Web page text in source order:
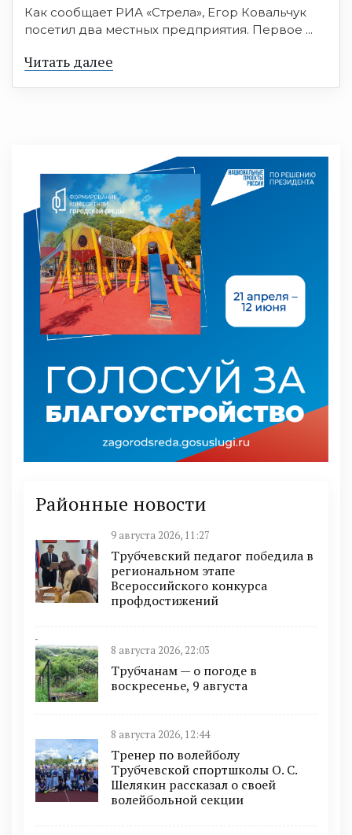
Как сообщает РИА «Стрела», Егор Ковальчук
посетил два местных предприятия. Первое ...
Читать далее
Районные новости
9 августа 2026, 11:27
Трубчевский педагог победила в
региональном этапе
Всероссийского конкурса
профдостижений
8 августа 2026, 22:03
Трубчанам — о погоде в
воскресенье, 9 августа
8 августа 2026, 12:44
Тренер по волейболу
Трубчевской спортшколы О. С.
Шелякин рассказал о своей
волейбольной секции